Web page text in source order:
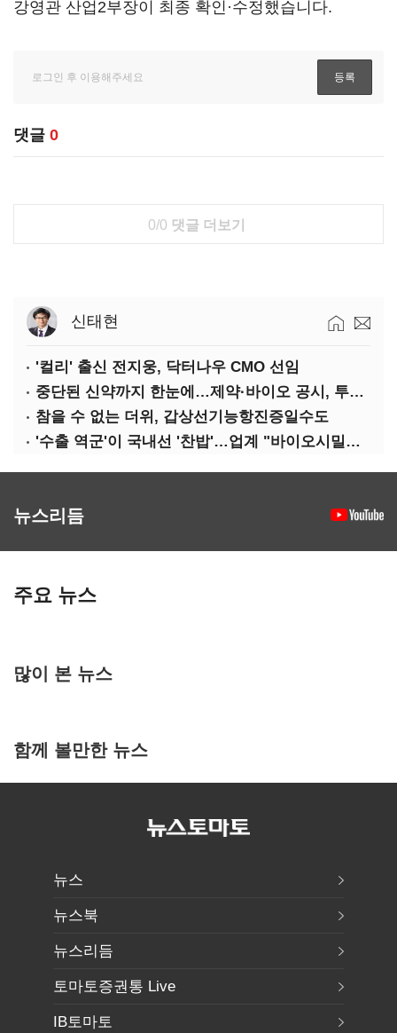
강영관 산업2부장이 최종 확인·수정했습니다.
댓글 0
0/0 댓글 더보기
신태현
'컬리' 출신 전지웅, 닥터나우 CMO 선임
중단된 신약까지 한눈에…제약·바이오 공시, 투명해진다
참을 수 없는 더위, 갑상선기능항진증일수도
'수출 역군'이 국내선 '찬밥'…업계 "바이오시밀러 인센티브 다각화 필요"
뉴스리듬
주요 뉴스
많이 본 뉴스
함께 볼만한 뉴스
뉴스
뉴스북
뉴스리듬
토마토증권통 Live
IB토마토